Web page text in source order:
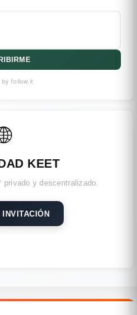
by follow.it
KEET
privado y descentralizado.